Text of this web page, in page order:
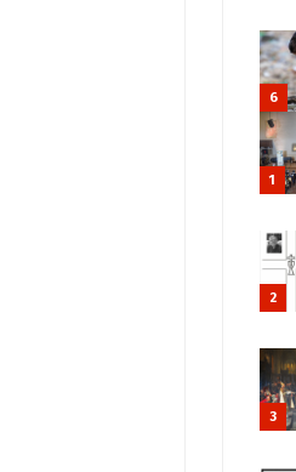
6
1
2
3